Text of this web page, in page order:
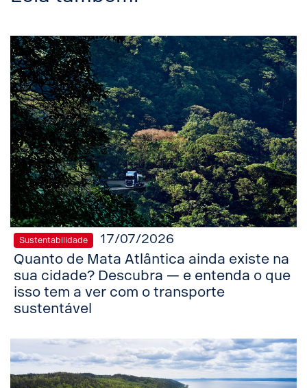
Sustentabilidade 17/07/2026
Quanto de Mata Atlântica ainda existe na
sua cidade? Descubra — e entenda o que
isso tem a ver com o transporte
sustentável